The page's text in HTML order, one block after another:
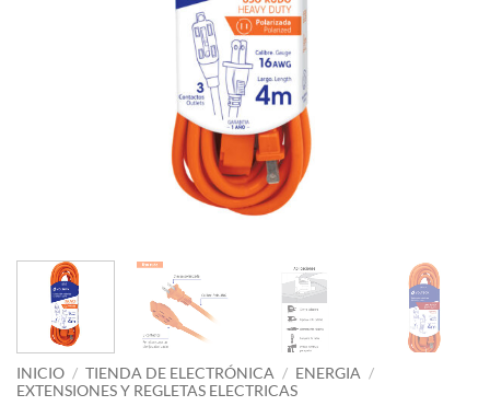
INICIO / TIENDA DE ELECTRÓNICA / ENERGIA /
EXTENSIONES Y REGLETAS ELECTRICAS